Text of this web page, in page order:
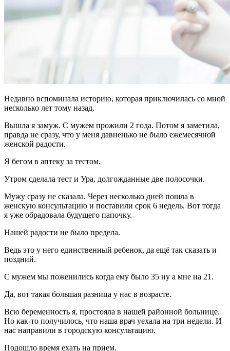
Недавно вспоминала историю, которая приключилась со мной
несколько лет тому назад.
Вышла я замуж. С мужем прожили 2 года. Потом я заметила,
правда не сразу, что у меня давненько не было ежемесячной
женской радости.
Я бегом в аптеку за тестом.
Утром сделала тест и Ура, долгожданные две полосочки.
Мужу сразу не сказала. Через несколько дней пошла в
женскую консультацию и поставили срок 6 недель. Вот тогда
я уже обрадовала будущего папочку.
Нашей радости не было предела.
Ведь это у него единственный ребенок, да ещё так сказать и
поздний.
С мужем мы поженились когда ему было 35 ну а мне на 21.
Да, вот такая большая разница у нас в возрасте.
Всю беременность я, простояла в нашей районной больнице.
Но как-то получилось, что наша врач уехала на три недели. И
нас направили в городскую консультацию.
Подошло время ехать на прием.